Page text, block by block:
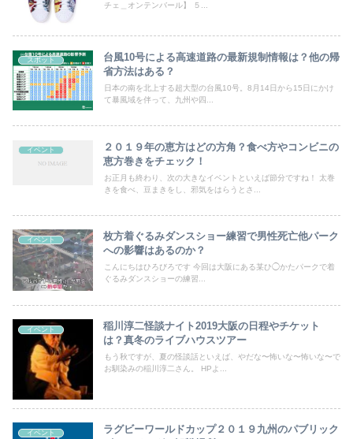
チェ＿オンテンバール】 ５...
スポット
台風10号による高速道路の最新規制情報は？他の帰
省方法はある？
日本の南を北上する超大型の台風10号。8月14日から15日にかけ
て暴風域を伴って、九州や四...
イベント
２０１９年の恵方はどの方角？食べ方やコンビニの
恵方巻きをチェック！
お正月も終わり、次の大きなイベントといえば節分ですね！ 太巻
きを食べ、豆まきをし、邪気をはらうとさ...
イベント
枚方着ぐるみダンスショー練習で男性死亡他パーク
への影響はあるのか？
こんにちはひろびろです 今回は大阪にある某ひ◯かたパークで着
ぐるみダンスショーの練習...
イベント
稲川淳二怪談ナイト2019大阪の日程やチケット
は？真冬のライブハウスツアー
もう秋ですが、夏の怪談話といえば、やだな〜怖いな〜怖いな〜で
お馴染みの稲川淳二さん。 HPよ...
イベント
ラグビーワールドカップ２０１９九州のパブリック